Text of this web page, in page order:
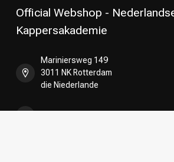
Official Webshop -
Kappersakademie
Mariniersweg 149
3011 NK Rotterdam
die Niederlande